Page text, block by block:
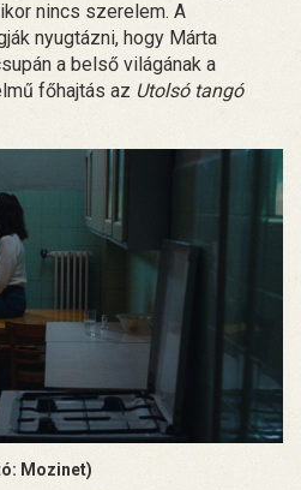
nincs szerelem. A
nyugtázni, hogy Márta
a belső világának a
főhajtás az Utolsó tangó
Mozinet)